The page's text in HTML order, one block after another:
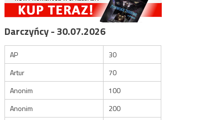
Darczyńcy - 30.07.2026
AP
30
Artur
70
Anonim
100
Anonim
200